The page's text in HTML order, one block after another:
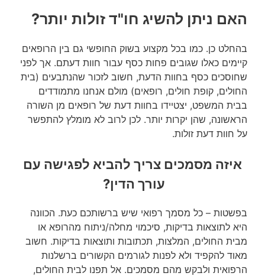
האם ניתן להשיג חו"ד זולות יותר?
בהחלט כן. כמו בכל מקצוע בשוק החופשי גם בין הרופאים
קיימים כאלו שגובים פחות כסף עבור חוות דעתם. אך לפני
שחוסכים כסף בחוות הדעת, חשוב לזכור שהנתבעים (בית
החולים, קופת חולים, רופאים) מולם אנחנו מתמודדים
בבית המשפט, יצטיידו בחוות דעת של רופאים מן השורה
הראשונה, שהן יקרות יותר. לכן לרוב לא מומלץ להתפשר
על חוות דעת זולות.
איזה מסמכים צריך להביא לפגישה עם
עורך הדין?
בפשטות – כל מסמך רפואי שיש ברשותכם כעת. הכוונה
היא לתוצאות בדיקות, סיכמוי מחלה/ניתוח מהרופא או
מבית החולים, המלצות, תכתובות ותוצאות בדיקות. חשוב
מאוד להקפיד ולא לפנות לגורמים הקשורים ברשלנות
הרפואית ולבקש מהם מסמכים. אל תפנו לבית החולים,